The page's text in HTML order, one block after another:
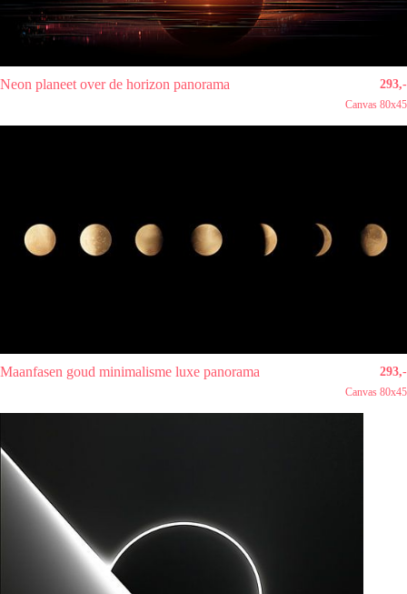
Neon planeet over de horizon panorama 293,-
Canvas 80x45
Maanfasen goud minimalisme luxe panorama 293,-
Canvas 80x45